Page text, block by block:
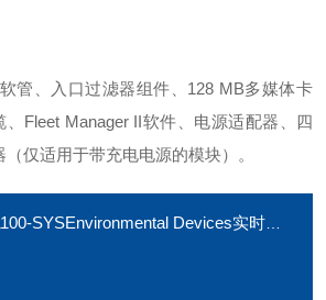
管、入口过滤器组件、128 MB多媒体卡
、Fleet Manager II软件、电源适配器、四
仅适用于带充电电源的模块）。
SYSEnvironmental Devices实时粉尘监测仪